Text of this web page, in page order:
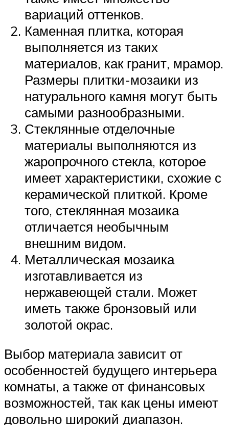
вариаций оттенков.
Каменная плитка, которая
выполняется из таких
материалов, как гранит, мрамор.
Размеры плитки-мозаики из
натурального камня могут быть
самыми разнообразными.
Стеклянные отделочные
материалы выполняются из
жаропрочного стекла, которое
имеет характеристики, схожие с
керамической плиткой. Кроме
того, стеклянная мозаика
отличается необычным
внешним видом.
Металлическая мозаика
изготавливается из
нержавеющей стали. Может
иметь также бронзовый или
золотой окрас.
Выбор материала зависит от
особенностей будущего интерьера
комнаты, а также от финансовых
возможностей, так как цены имеют
довольно широкий диапазон.